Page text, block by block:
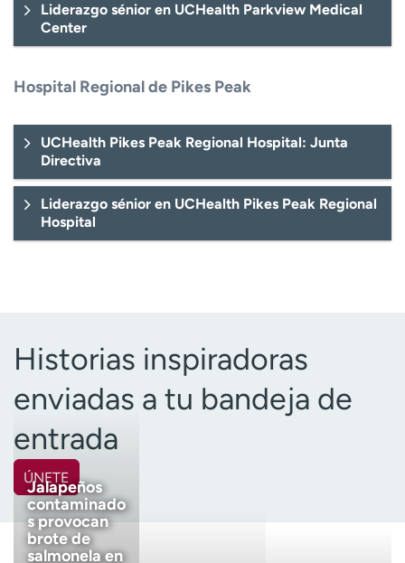
Liderazgo sénior en UCHealth Parkview Medical
Center
Hospital Regional de Pikes Peak
UCHealth Pikes Peak Regional Hospital: Junta
Directiva
Liderazgo sénior en UCHealth Pikes Peak Regional
Hospital
Historias inspiradoras
enviadas a tu bandeja de
entrada
ÚNETE
Jalapeños
contaminado
s provocan
brote de
salmonela en